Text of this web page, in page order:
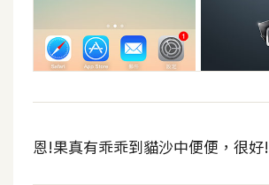
恩!果真有乖乖到貓沙中便便，很好!